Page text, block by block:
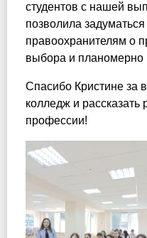
студентов с нашей
позволила
правоохранителям о
выбора и планомерно
Спасибо Кристине за
колледж и
профессии!